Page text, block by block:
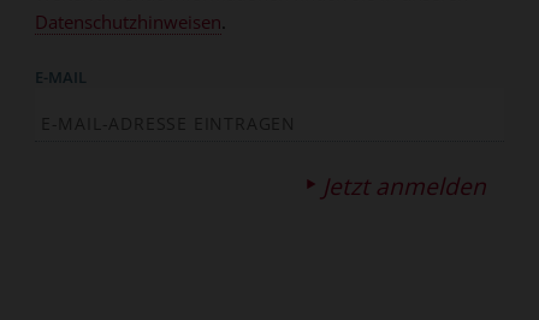
Datenschutzhinweisen.
E-MAIL
Jetzt anmelden